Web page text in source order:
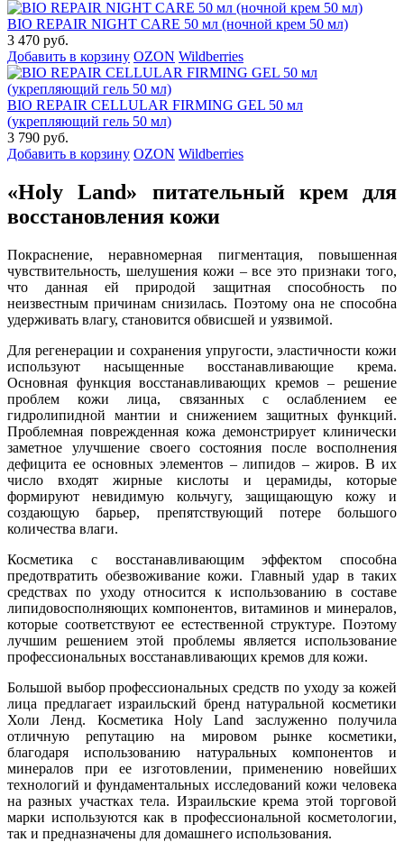
BIO REPAIR NIGHT CARE 50 мл (ночной крем 50 мл)
3 470 руб.
Добавить в корзину OZON Wildberries
BIO REPAIR CELLULAR FIRMING GEL 50 мл
(укрепляющий гель 50 мл)
3 790 руб.
Добавить в корзину OZON Wildberries
«Holy Land» питательный крем для
восстановления кожи
Покраснение, неравномерная пигментация, повышенная
чувствительность, шелушения кожи – все это признаки того,
что данная ей природой защитная способность по
неизвестным причинам снизилась. Поэтому она не способна
удерживать влагу, становится обвисшей и уязвимой.
Для регенерации и сохранения упругости, эластичности кожи
используют насыщенные восстанавливающие крема.
Основная функция восстанавливающих кремов – решение
проблем кожи лица, связанных с ослаблением ее
гидролипидной мантии и снижением защитных функций.
Проблемная поврежденная кожа демонстрирует клинически
заметное улучшение своего состояния после восполнения
дефицита ее основных элементов – липидов – жиров. В их
число входят жирные кислоты и церамиды, которые
формируют невидимую кольчугу, защищающую кожу и
создающую барьер, препятствующий потере большого
количества влаги.
Косметика с восстанавливающим эффектом способна
предотвратить обезвоживание кожи. Главный удар в таких
средствах по уходу относится к использованию в составе
липидовосполняющих компонентов, витаминов и минералов,
которые соответствуют ее естественной структуре. Поэтому
лучшим решением этой проблемы является использование
профессиональных восстанавливающих кремов для кожи.
Большой выбор профессиональных средств по уходу за кожей
лица предлагает израильский бренд натуральной косметики
Холи Ленд. Косметика Holy Land заслуженно получила
отличную репутацию на мировом рынке косметики,
благодаря использованию натуральных компонентов и
минералов при ее изготовлении, применению новейших
технологий и фундаментальных исследований кожи человека
на разных участках тела. Израильские крема этой торговой
марки используются как в профессиональной косметологии,
так и предназначены для домашнего использования.